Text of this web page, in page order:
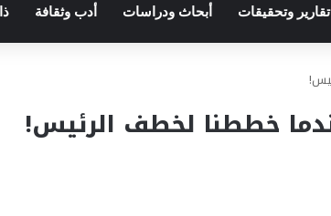
تقارير وتحقيقات أبحاث ودراسات أدب وثقافة